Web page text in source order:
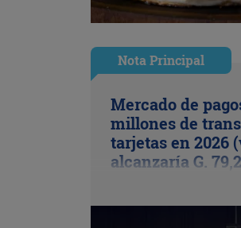
Nota Principal
Mercado de
millones de
tarjetas en 2026
alcanzaría G.